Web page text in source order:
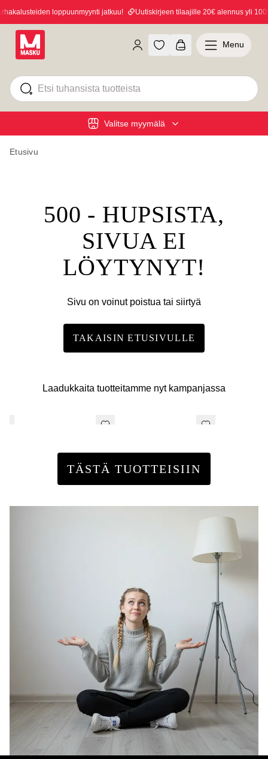
loppuunmyynti jatkuu! Uutiskirjeen tilaajille 20€ alennus yli 100€
Valitse myymälä
Menu
Etusivu
500 - HUPSISTA,
SIVUA EI
LÖYTYNYT!
Sivu on voinut poistua tai siirtyä
TAKAISIN ETUSIVULLE
Laadukkaita tuotteitamme nyt kampanjassa
TÄSTÄ TUOTTEISIIN